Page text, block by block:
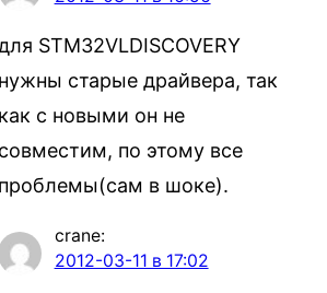
STM32VLDISCOVERY
нужны старые драйвера, так
как с новыми он не
совместим, по этому все
проблемы(сам в шоке).
crane:
2012-03-11 в 17:02